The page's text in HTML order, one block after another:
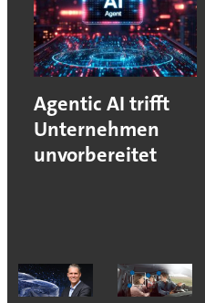
Agentic AI trifft
Unternehmen
unvorbereitet